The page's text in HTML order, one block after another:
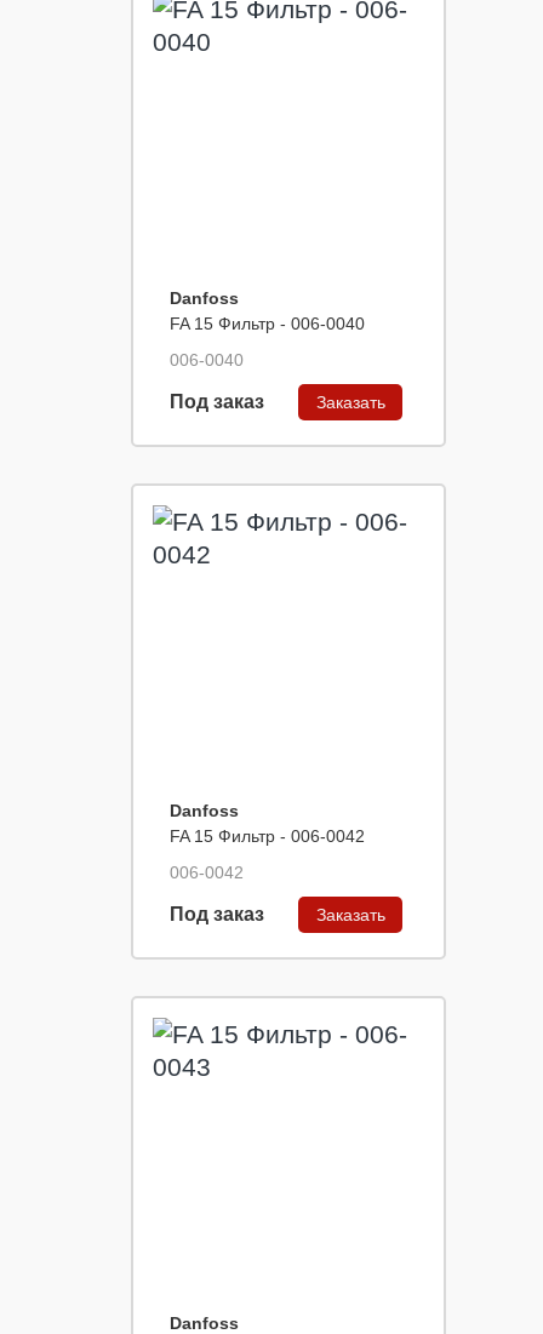
Danfoss
FA 15 Фильтр - 006-0040
006-0040
Под заказ Заказать
Danfoss
FA 15 Фильтр - 006-0042
006-0042
Под заказ Заказать
Danfoss